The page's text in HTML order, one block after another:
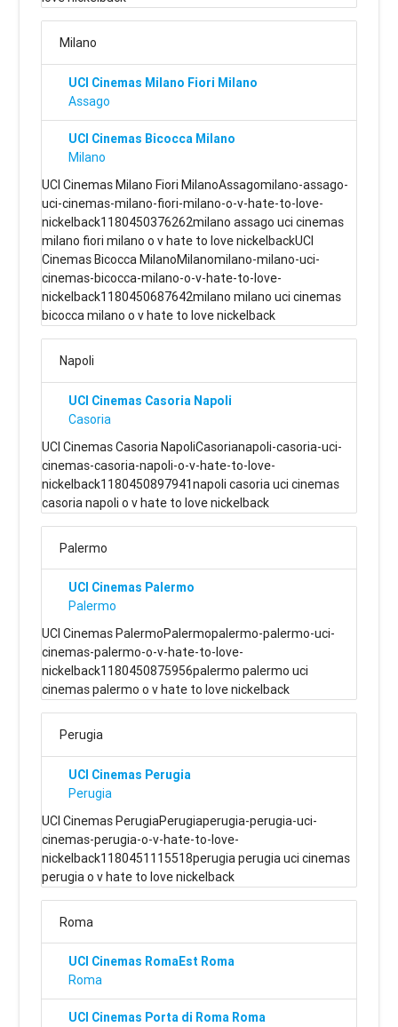
Milano
UCI Cinemas Milano Fiori Milano
Assago
UCI Cinemas Bicocca Milano
Milano
UCI Cinemas Milano Fiori MilanoAssagomilano-assago-
uci-cinemas-milano-fiori-milano-o-v-hate-to-love-
nickelback1180450376262milano assago uci cinemas
milano fiori milano o v hate to love nickelbackUCI
Cinemas Bicocca MilanoMilanomilano-milano-uci-
cinemas-bicocca-milano-o-v-hate-to-love-
nickelback1180450687642milano milano uci cinemas
bicocca milano o v hate to love nickelback
Napoli
UCI Cinemas Casoria Napoli
Casoria
UCI Cinemas Casoria NapoliCasorianapoli-casoria-uci-
cinemas-casoria-napoli-o-v-hate-to-love-
nickelback1180450897941napoli casoria uci cinemas
casoria napoli o v hate to love nickelback
Palermo
UCI Cinemas Palermo
Palermo
UCI Cinemas PalermoPalermopalermo-palermo-uci-
cinemas-palermo-o-v-hate-to-love-
nickelback1180450875956palermo palermo uci
cinemas palermo o v hate to love nickelback
Perugia
UCI Cinemas Perugia
Perugia
UCI Cinemas PerugiaPerugiaperugia-perugia-uci-
cinemas-perugia-o-v-hate-to-love-
nickelback1180451115518perugia perugia uci cinemas
perugia o v hate to love nickelback
Roma
UCI Cinemas RomaEst Roma
Roma
UCI Cinemas Porta di Roma Roma